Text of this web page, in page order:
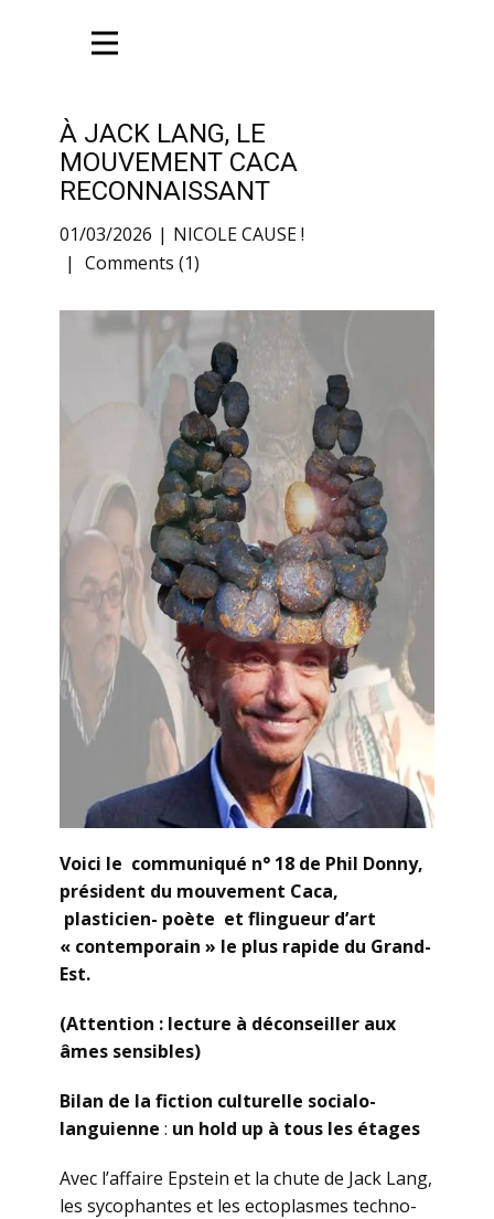
À JACK LANG, LE
MOUVEMENT CACA
RECONNAISSANT
01/03/2026
NICOLE CAUSE !
Comments (1)
Voici le communiqué n° 18 de Phil Donny,
président du mouvement Caca,
plasticien- poète et flingueur d’art
« contemporain » le plus rapide du Grand-
Est.
(Attention : lecture à déconseiller aux
âmes sensibles)
Bilan de la fiction culturelle socialo-
languienne : un hold up à tous les étages
Avec l’affaire Epstein et la chute de Jack Lang,
les sycophantes et les ectoplasmes techno-